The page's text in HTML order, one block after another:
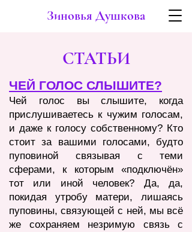
Зиновья Душкова
СТАТЬИ
ЧЕЙ ГОЛОС СЛЫШИТЕ?
Чей голос вы слышите, когда
прислушиваетесь к чужим голосам,
и даже к голосу собственному? Кто
стоит за вашими голосами, будто
пуповиной связывая с теми
сферами, к которым «подключён»
тот или иной человек? Да, да,
покидая утробу матери, лишаясь
пуповины, связующей с ней, мы всё
же сохраняем незримую связь с